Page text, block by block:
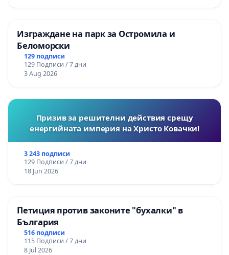
Изграждане на парк за Остромила и
Беломорски
129 подписи
129 Подписи / 7 дни
3 Aug 2026
Призив за решителни действия срещу
енергийната империя на Христо Ковачки!
3 243 подписи
129 Подписи / 7 дни
18 Jun 2026
Петиция против законите "бухалки" в
България
516 подписи
115 Подписи / 7 дни
8 Jul 2026